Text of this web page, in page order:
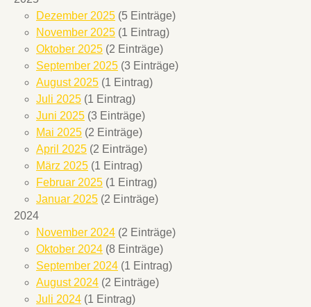
Dezember 2025 (5 Einträge)
November 2025 (1 Eintrag)
Oktober 2025 (2 Einträge)
September 2025 (3 Einträge)
August 2025 (1 Eintrag)
Juli 2025 (1 Eintrag)
Juni 2025 (3 Einträge)
Mai 2025 (2 Einträge)
April 2025 (2 Einträge)
März 2025 (1 Eintrag)
Februar 2025 (1 Eintrag)
Januar 2025 (2 Einträge)
2024
November 2024 (2 Einträge)
Oktober 2024 (8 Einträge)
September 2024 (1 Eintrag)
August 2024 (2 Einträge)
Juli 2024 (1 Eintrag)